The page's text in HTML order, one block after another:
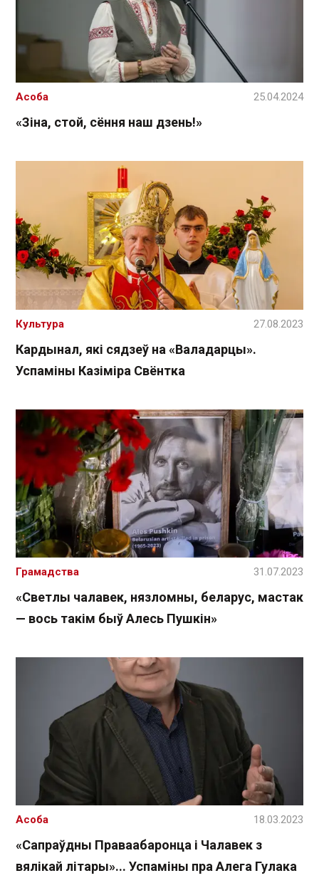
«Зіна, стой, сёння наш дзень!»
Асоба 25.04.2024
Кардынал, які сядзеў на «Валадарцы».
Успаміны Казіміра Свёнтка
Культура 27.08.2023
«Светлы чалавек, нязломны, беларус, мастак
— вось такім быў Алесь Пушкін»
Грамадства 31.07.2023
«Сапраўдны Праваабаронца і Чалавек з
вялікай літары»... Успаміны пра Алега Гулака
Асоба 18.03.2023